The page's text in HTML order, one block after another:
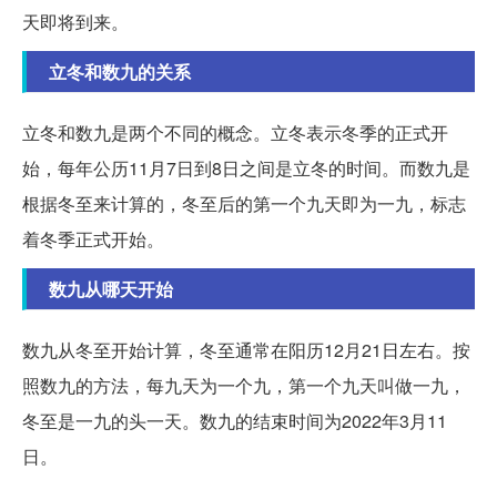
天即将到来。
立冬和数九的关系
立冬和数九是两个不同的概念。立冬表示冬季的正式开
始，每年公历11月7日到8日之间是立冬的时间。而数九是
根据冬至来计算的，冬至后的第一个九天即为一九，标志
着冬季正式开始。
数九从哪天开始
数九从冬至开始计算，冬至通常在阳历12月21日左右。按
照数九的方法，每九天为一个九，第一个九天叫做一九，
冬至是一九的头一天。数九的结束时间为2022年3月11
日。